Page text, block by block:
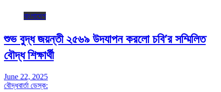
বাংলাদেশ
শুভ বুদ্ধ জয়ন্তী ২৫৬৯ উদযাপন করলো চবি’র সম্মিলিত
বৌদ্ধ শিক্ষার্থী
June 22, 2025
বৌদ্ধবার্তা ডেস্ক: